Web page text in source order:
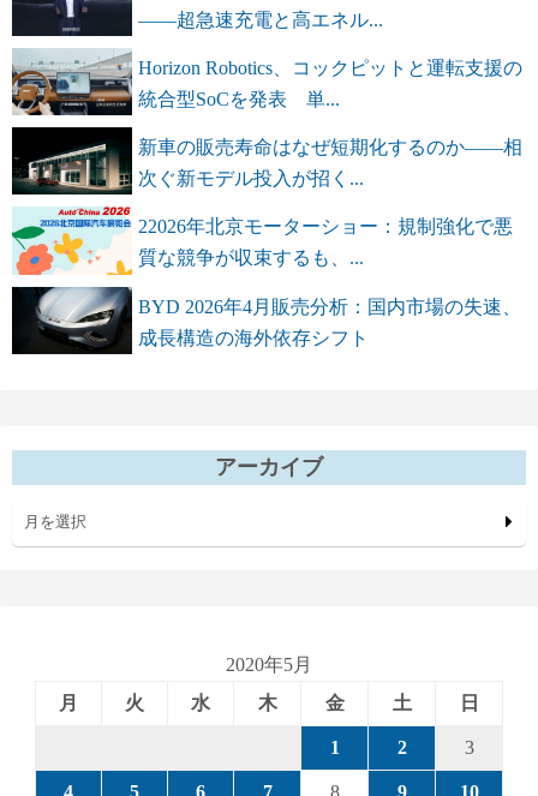
――超急速充電と高エネル...
Horizon Robotics、コックピットと運転支援の
統合型SoCを発表 単...
新車の販売寿命はなぜ短期化するのか――相
次ぐ新モデル投入が招く...
22026年北京モーターショー：規制強化で悪
質な競争が収束するも、...
BYD 2026年4月販売分析：国内市場の失速、
成長構造の海外依存シフト
アーカイブ
月を選択
2020年5月
月
火 水 木 金 土 日
1 2 3
4 5 6 7 8 9 10